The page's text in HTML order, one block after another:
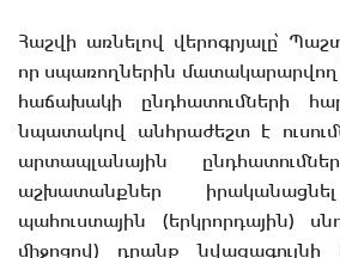
Հաշվի առնելով վերոգրյալը՝
որ սպառողներին մատակարարվող
հաճախակի ընդհատումների
նպատակով անհրաժեշտ է
արտապլանային
աշխատանքներ
պահուստային (երկրորդային)
միջոցով) դրանք նվազագույնի